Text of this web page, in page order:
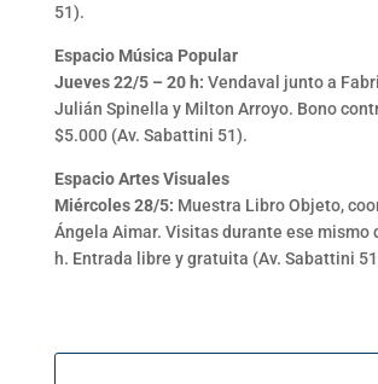
51).
Espacio Música Popular
Jueves 22/5 – 20 h: Vendaval junto a
Julián Spinella y Milton Arroyo. Bono
$5.000 (Av. Sabattini 51).
Espacio Artes Visuales
Miércoles 28/5: Muestra Libro Objeto,
Ángela Aimar. Visitas durante ese mismo
h. Entrada libre y gratuita (Av. Sabattini
Buscar: